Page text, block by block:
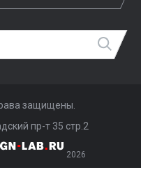
защищены.
пр-т 35 стр.2
2026